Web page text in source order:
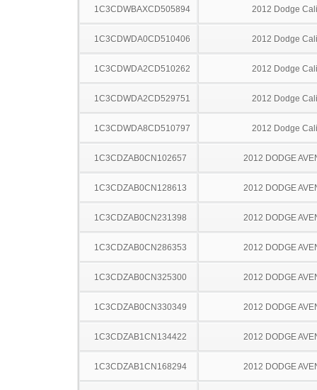
1C3CDWBAXCD505894 2012 Dodge
1C3CDWDA0CD510406 2012 Dodge
1C3CDWDA2CD510262 2012 Dodge
1C3CDWDA2CD529751 2012 Dodge
1C3CDWDA8CD510797 2012 Dodge
1C3CDZAB0CN102657 2012 DODGE
1C3CDZAB0CN128613 2012 DODGE
1C3CDZAB0CN231398 2012 DODGE
1C3CDZAB0CN286353 2012 DODGE
1C3CDZAB0CN325300 2012 DODGE
1C3CDZAB0CN330349 2012 DODGE
1C3CDZAB1CN134422 2012 DODGE
1C3CDZAB1CN168294 2012 DODGE